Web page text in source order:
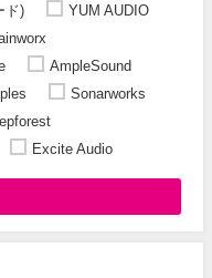
ド)
YUM AUDIO
AmpleSound
Sonarworks
Excite Audio